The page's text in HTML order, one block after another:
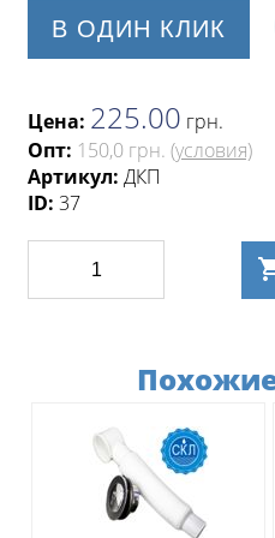
В ОДИН КЛИК
Цена: 225.00 грн.
Опт: 150,0 грн. (условия)
Артикул: ДКП
ID: 37